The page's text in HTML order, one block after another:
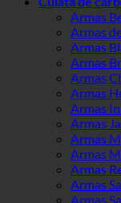
Armas
Armas
Armas
Armas
Armas
Armas
Armas
Armas
Armas
Armas
Armas
Armas
Armas